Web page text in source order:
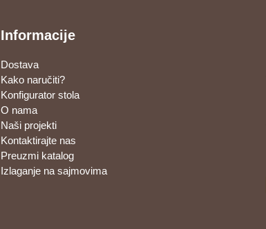
Informacije
Dostava
Kako naručiti?
Konfigurator stola
O nama
Naši projekti
Kontaktirajte nas
Preuzmi katalog
Izlaganje na sajmovima